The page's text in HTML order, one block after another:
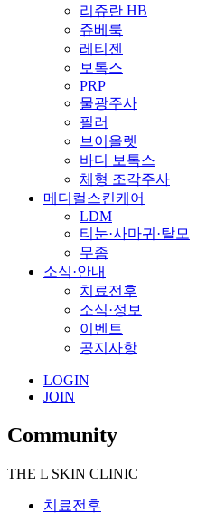
리쥬란 HB
쥬베룩
레티젠
보톡스
PRP
물광주사
필러
브이올렛
바디 보톡스
체형 조각주사
메디컬스킨케어
LDM
티눈·사마귀·탈모
무좀
소식·안내
치료전후
소식·정보
이벤트
공지사항
LOGIN
JOIN
Community
THE L SKIN CLINIC
치료전후